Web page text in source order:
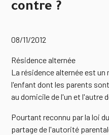
contre ?
08/11/2012
Résidence alternée
La résidence alternée est un
l'enfant dont les parents
au domicile de l'un et l'autre
Pourtant reconnu par la loi
partage de l'autorité